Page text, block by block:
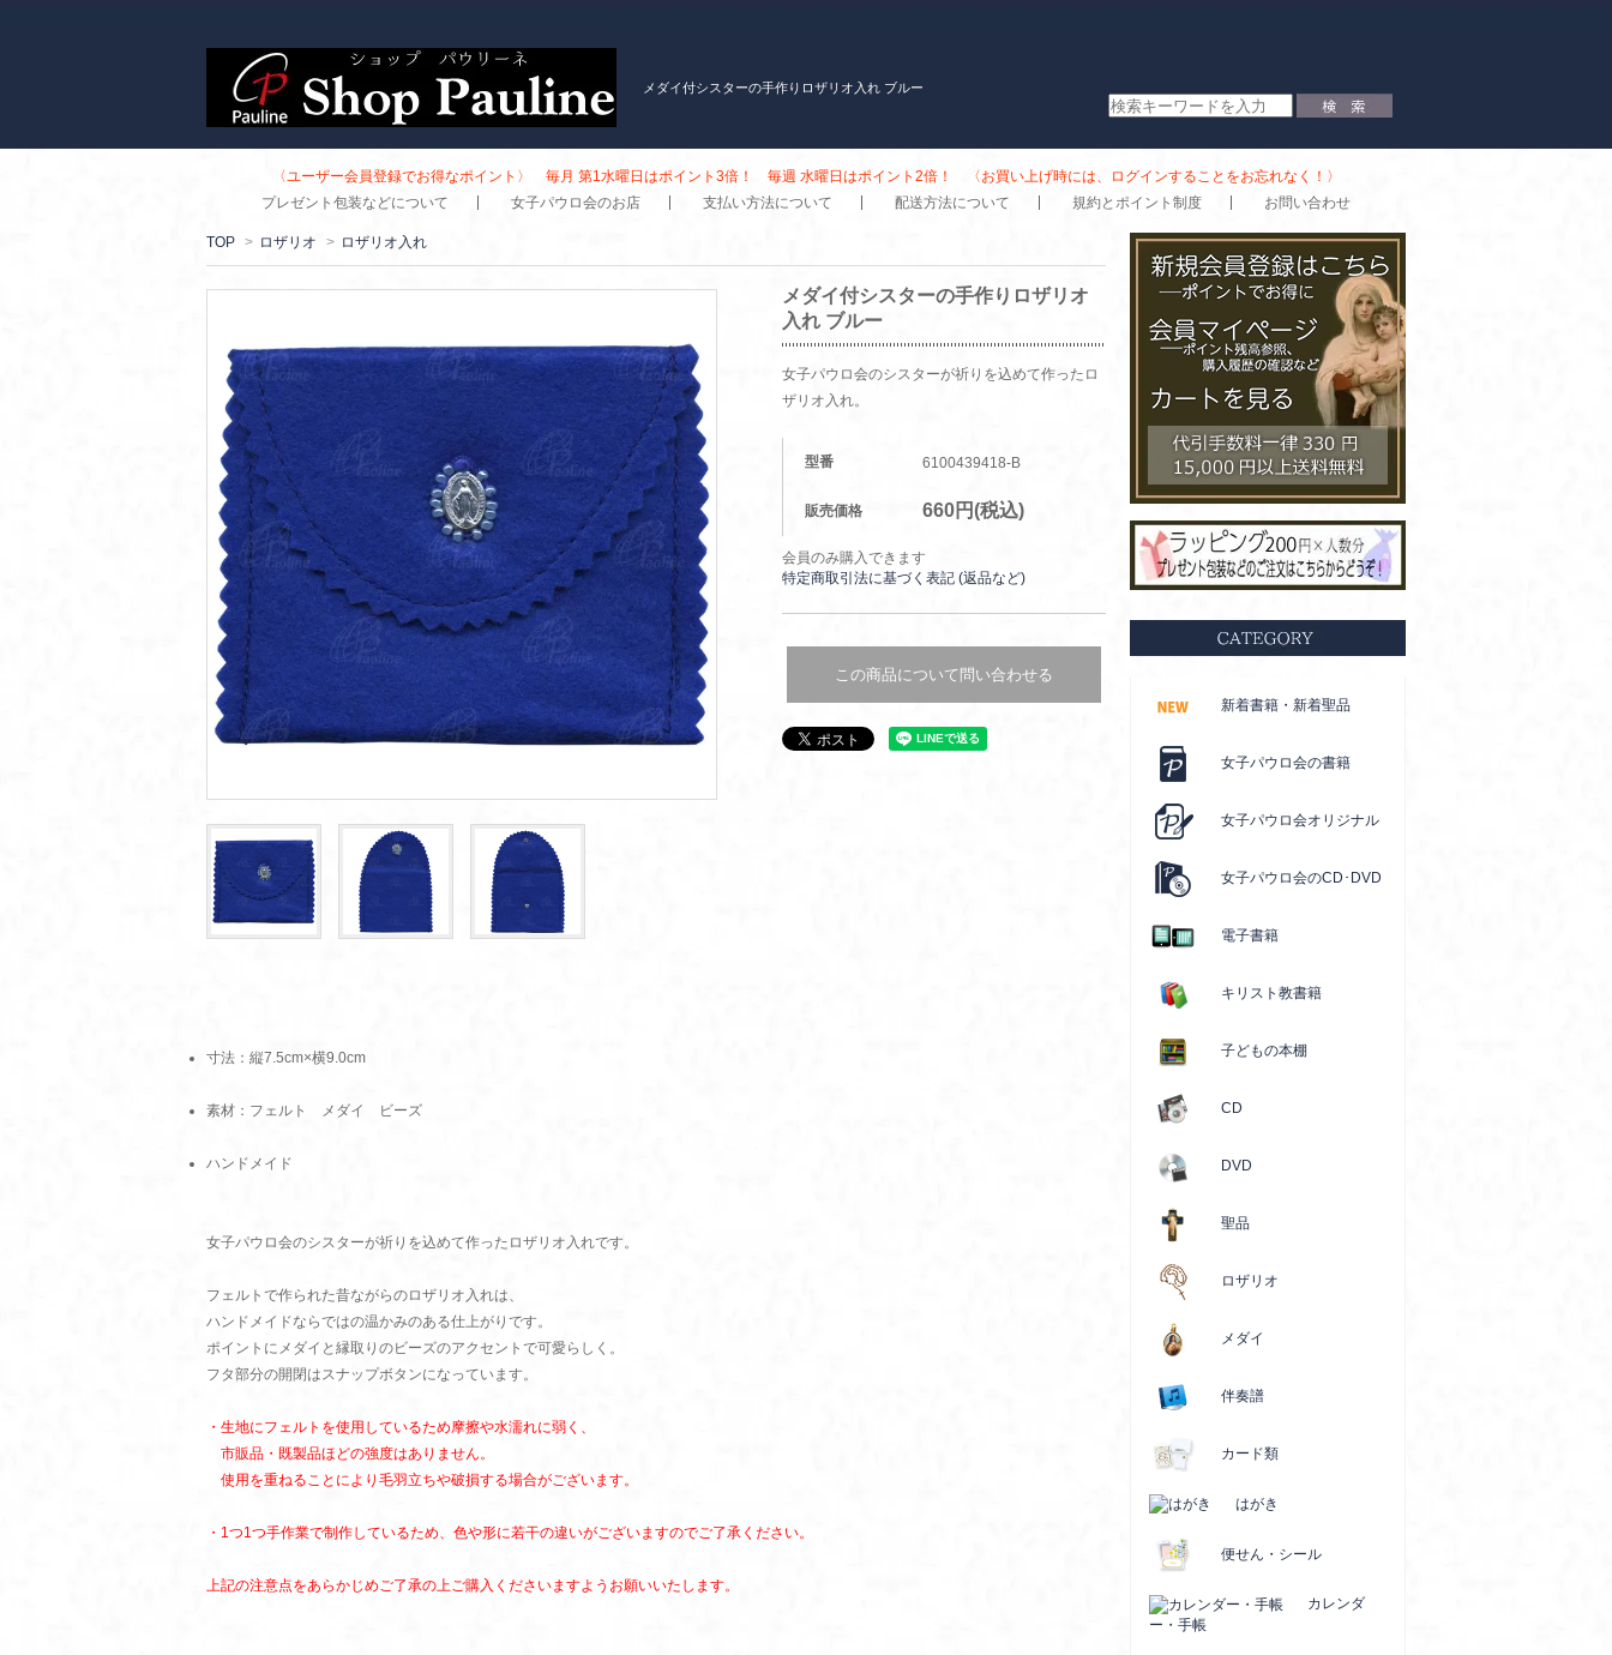
メダイ付シスターの手作りロザリオ入れ ブルー
〈ユーザー会員登録でお得なポイント〉 毎月 第1水曜日はポイント3倍！ 毎週 水曜日はポイント2倍！ 〈お買い上げ時には、ログインすることをお忘れなく！〉
プレゼント包装などについて
女子パウロ会のお店 支払い方法について 配送方法について 規約とポイント制度 お問い合わせ
TOP > ロザリオ > ロザリオ入れ
メダイ付シスターの手作りロザリオ
入れ ブルー
女子パウロ会のシスターが祈りを込めて作ったロ
ザリオ入れ。
型番 6100439418-B
販売価格 660円(税込)
会員のみ購入できます
特定商取引法に基づく表記 (返品など)
この商品について問い合わせる
寸法：縦7.5cm×横9.0cm
素材：フェルト メダイ ビーズ
ハンドメイド
女子パウロ会のシスターが祈りを込めて作ったロザリオ入れです。
フェルトで作られた昔ながらのロザリオ入れは、
ハンドメイドならではの温かみのある仕上がりです。
ポイントにメダイと縁取りのビーズのアクセントで可愛らしく。
フタ部分の開閉はスナップボタンになっています。
・生地にフェルトを使用しているため摩擦や水濡れに弱く、
市販品・既製品ほどの強度はありません。
使用を重ねることにより毛羽立ちや破損する場合がございます。
・1つ1つ手作業で制作しているため、色や形に若干の違いがございますのでご了承ください。
上記の注意点をあらかじめご了承の上ご購入くださいますようお願いいたします。
新着書籍・新着聖品
女子パウロ会の書籍
女子パウロ会オリジナル
女子パウロ会のCD･DVD
電子書籍
キリスト教書籍
子どもの本棚
CD
DVD
聖品
ロザリオ
メダイ
伴奏譜
カード類
はがき
便せん・シール
カレンダ
ー・手帳